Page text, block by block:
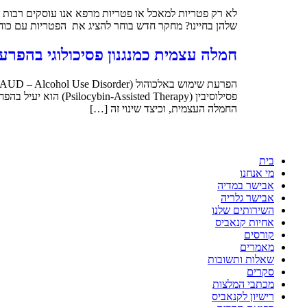
לא רק פטריות למאכל או פטריות מרפא אנו עוסקים רבות
שלהן בחיינו? מחקר חדש בוחר להציג את הפטריות עם
חמלה עצמית כמנגנון פסיכולוגי
החמלה העצמית, וכיצד שינוי זה […]
בית
מי אנחנו
אבישר במדיה
אבישר גלריה
השירותים שלנו
אחיות קנאביס
קורסים
מאמרים
שאלות ותשובות
סקרים
מכתבי המלצות
רישיון לקנאביס